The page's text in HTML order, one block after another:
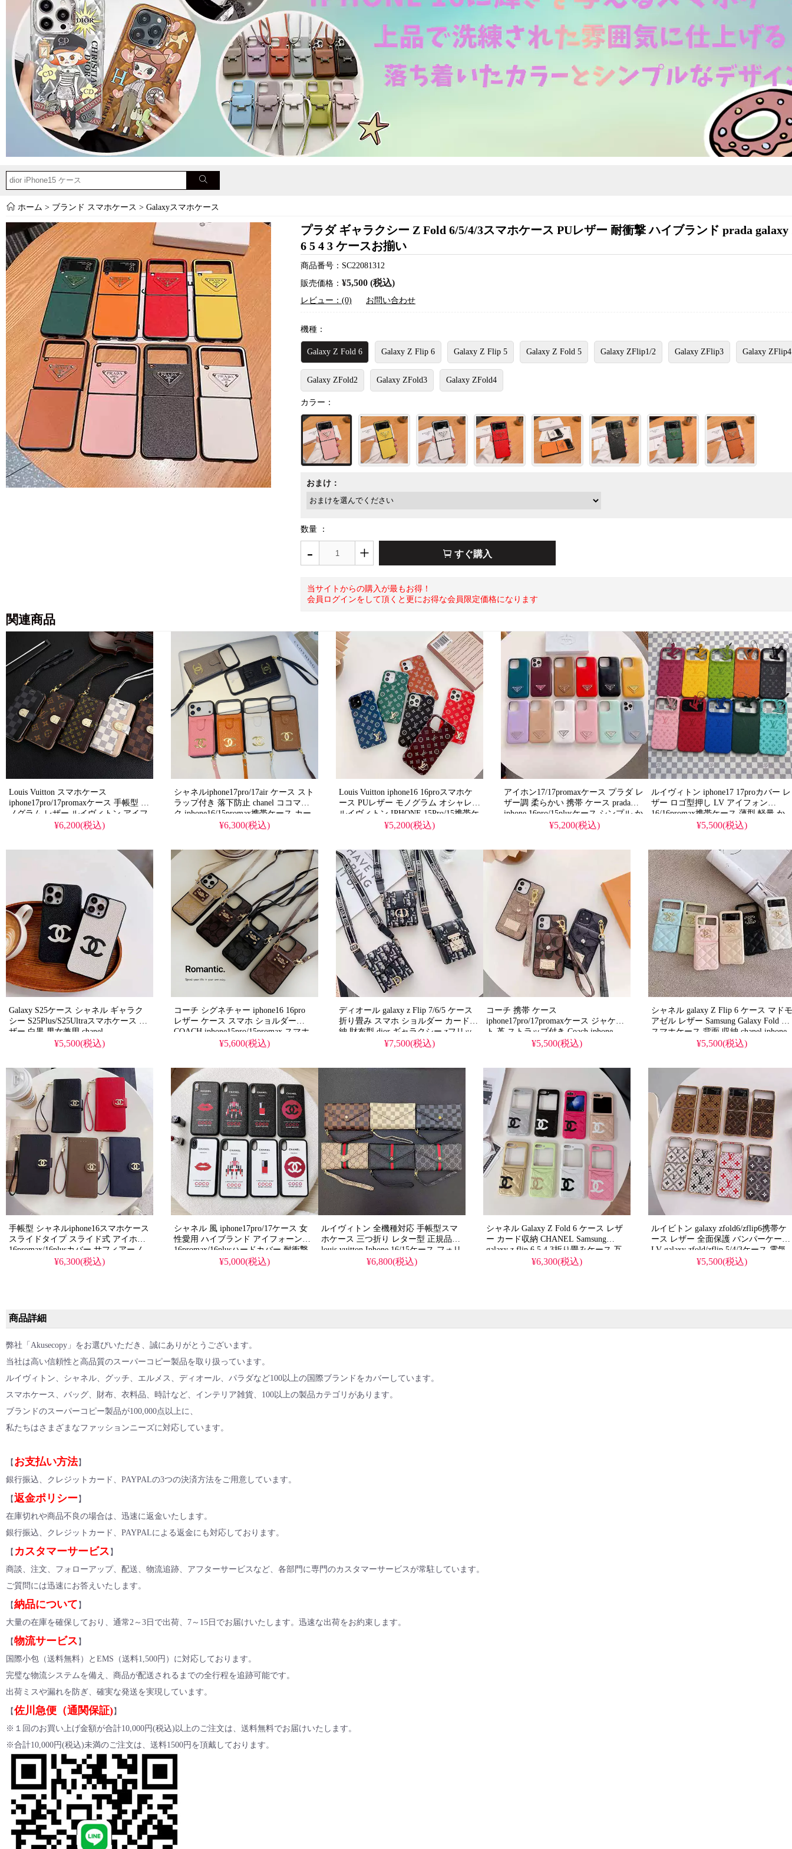
ホーム > ブランド スマホケース > Galaxyスマホケース
プラダ ギャラクシー Z Fold 6/5/4/3スマホケース PUレザー 耐衝撃 ハイブランド prada
6 5 4 3 ケースお揃い
商品番号：SC22081312
販売価格： ¥5,500 (税込)
レビュー：(0) お問い合わせ
機種：
Galaxy Z Fold 6 Galaxy Z Flip 6 Galaxy Z Flip 5 Galaxy Z Fold 5 Galaxy ZFlip1/2 Galaxy ZFlip3 Galaxy ZFlip4
Galaxy ZFold2 Galaxy ZFold3 Galaxy ZFold4
カラー：
おまけ：
数量 ：
- + すぐ購入
当サイトからの購入が最もお得！
会員ログインをして頂くと更にお得な会員限定価格になります
関連商品
Louis Vuitton スマホケース
iphone17pro/17promaxケース 手帳型 モ
ノグラム レザー ルイヴィトン アイフ
ォン16pro/16plusケース カード収納 ス
¥6,200(税込)
シャネルiphone17pro/17air ケース スト
ラップ付き 落下防止 chanel ココマー
ク iphone16/15promax携帯ケース カー
ド収納 小銭入れ 女性用 Galaxy
¥6,300(税込)
Louis Vuitton iphone16 16proスマホケ
ース PUレザー モノグラム オシャレ
ルイヴィトン IPHONE 15Pro/15携帯ケ
ース かっこいい Galaxy S25/S25Ultra
¥5,200(税込)
アイホン17/17promaxケース プラダ レ
ザー調 柔らかい 携帯 ケース prada
iphone 16pro/15plusケース シンプル か
わいい 有名人 ブランド ギャラクシー
¥5,200(税込)
ルイヴィトン iphone17 17proカバー レ
ザー ロゴ型押し LV アイフォン
16/16promax携帯ケース 薄型 軽量 か
っこいい galaxy s26/s26plusスマホケー
¥5,500(税込)
Galaxy S25ケース シャネル ギャラク
シー S25Plus/S25Ultraスマホケース レ
ザー 白黒 男女兼用 chanel
iphone16pro/15promax携帯ケース シン
¥5,500(税込)
コーチ シグネチャー iphone16 16pro
レザー ケース スマホ ショルダー
COACH iphone15pro/15promax スマホ
ケース 斜めがけ カード 背面 収納 ハ
¥5,600(税込)
ディオール galaxy z Flip 7/6/5 ケース
折り畳み スマホ ショルダー カード収
納 財布型 dior ギャラクシー zフリッ
プ スマホケース 首掛け 斜め掛け スト
¥7,500(税込)
コーチ 携帯 ケース
iphone17pro/17promaxケース ジャケッ
ト 革 ストラップ付き Coach iphone
16pro/16/15ケース カード収納 男女兼
¥5,500(税込)
シャネル galaxy Z Flip 6 ケース マドモ
アゼル レザー Samsung Galaxy Fold 6
スマホケース 背面 収納 chanel iphone
17pro/17promax携帯ケース 人気 おし
¥5,500(税込)
手帳型 シャネルiphone16スマホケース
スライドタイプ スライド式 アイホン
16promax/16plusカバー サフィアーノ
レザー 財布型 chanel
¥6,300(税込)
シャネル 風 iphone17pro/17ケース 女
性愛用 ハイブランド アイフォーン
16promax/16plusハードカバー 耐衝撃
赤い唇 口紅 chanel パロディ風 galaxy
¥5,000(税込)
ルイヴィトン 全機種対応 手帳型スマ
ホケース 三つ折り レター型 正規品
louis vuitton Iphone 16/15ケース フォリ
オ 財布型 gucci galaxy s25/s24ケース
¥6,800(税込)
シャネル Galaxy Z Fold 6 ケース レザ
ー カード収納 CHANEL Samsung
galaxy z flip 6 5 4 3折り畳みケース 互
換性 レディース かわいい
¥6,300(税込)
ルイビトン galaxy zfold6/zflip6携帯ケ
ース レザー 全面保護 バンパーケース
LV galaxy zfold/zflip 5/4/3ケース 電気
メッキ 擦り傷防止¥5,500(税込)
商品詳細
弊社「Akusecopy」をお選びいただき、誠にありがとうございます。
当社は高い信頼性と高品質のスーパーコピー製品を取り扱っています。
ルイヴィトン、シャネル、グッチ、エルメス、ディオール、 パラダなど100以上の国際ブランドをカバーしています。
スマホケース、バッグ、財布、衣料品、時計など、インテリア雑貨、 100以上の製品カテゴリがあります。
ブランドのスーパーコピー製品が100,000点以上に、
私たちはさまざまなファッションニーズに対応しています。
【 お支払い方法】
銀行振込、クレジットカード、PAYPALの3つの決済方法をご用意しています。
【返金ポリシー】
在庫切れや商品不良の場合は、迅速に返金いたします。
銀行振込、クレジットカード、PAYPALによる返金にも対応しております。
【 カスタマーサービス 】
商談、注文、フォローアップ、配送、物流追跡、アフターサービスなど、各部門に専門のカスタマーサービスが常駐しています。
ご質問には迅速にお答えいたします。
【納品について 】
大量の在庫を確保しており、通常2～3日で出荷、7～15日でお届けいたします。迅速な出荷をお約束します。
【物流サービス 】
国際小包（送料無料）とEMS（送料1,500円）に対応しております。
完璧な物流システムを備え、商品が配送されるまでの全行程を追跡可能です。
出荷ミスや漏れを防ぎ、確実な発送を実現しています。
【佐川急便（通関保証)】
※１回のお買い上げ金額が合計10,000円(税込)以上のご注文は、送料無料でお届けいたします。
※合計10,000円(税込)未満のご注文は、送料1500円を頂戴しております。